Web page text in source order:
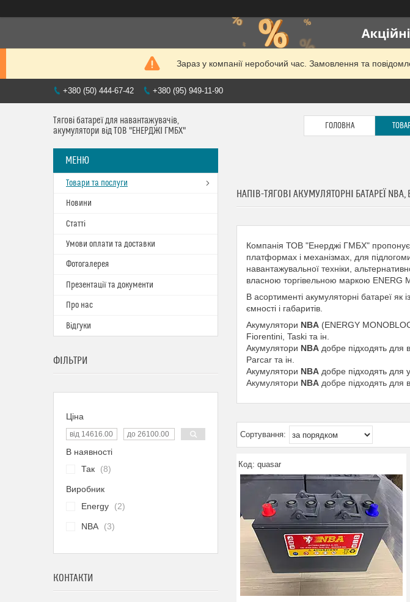
Зараз у компанії неробочий час. Замовлення та
+380 (50) 444-67-42 +380 (95) 949-11-90
Тягові батареї для навантажувачів,
акумулятори від ТОВ "ЕНЕРДЖІ ГМБХ"
ГОЛОВНА
НАПІВ-ТЯГОВІ АКУМУЛЯТОРНІ БАТАРЕЇ NBA,
Компанія ТОВ "Енерджі ГМБХ" пропонує
платформах і механізмах, для
навантажувальної техніки,
власною торгівельною маркою ENERG
В асортименті акумуляторні батареї як
ємності і габаритів.
Акумулятори NBA (ENERGY
Fiorentini, Taski та ін.
Акумулятори NBA добре підходять для
Parcar та ін.
Акумулятори NBA добре підходять для
Акумулятори NBA добре підходять для
quasar
Товари та послуги
Новини
Статті
Умови оплати та доставки
Фотогалерея
Презентації та документи
Про нас
Відгуки
ФІЛЬТРИ
Ціна
В наявності
Так
8
Виробник
Energy
2
NBA 3
КОНТАКТИ